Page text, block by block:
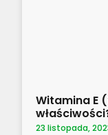
Witamina E
23 listopada,